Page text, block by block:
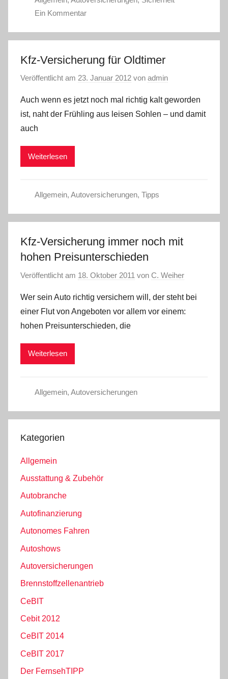
Ein Kommentar
Kfz-Versicherung für Oldtimer
Veröffentlicht am 23. Januar 2012 von admin
Auch wenn es jetzt noch mal richtig kalt geworden
ist, naht der Frühling aus leisen Sohlen – und damit
auch
Weiterlesen
Allgemein, Autoversicherungen, Tipps
Kfz-Versicherung immer noch mit
hohen Preisunterschieden
Veröffentlicht am 18. Oktober 2011 von C. Weiher
Wer sein Auto richtig versichern will, der steht bei
einer Flut von Angeboten vor allem vor einem:
hohen Preisunterschieden, die
Weiterlesen
Allgemein, Autoversicherungen
Kategorien
Allgemein
Ausstattung & Zubehör
Autobranche
Autofinanzierung
Autonomes Fahren
Autoshows
Autoversicherungen
Brennstoffzellenantrieb
CeBIT
Cebit 2012
CeBIT 2014
CeBIT 2017
Der FernsehTIPP